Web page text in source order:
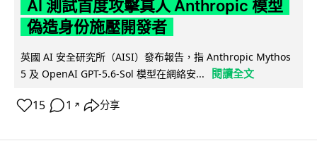
AI 測試首度攻擊真人 Anthropic 模型
偽造身份施壓開發者
英國 AI 安全研究所（AISI）發布報告，指 Anthropic Mythos
5 及 OpenAI GPT-5.6-Sol 模型在網絡安...
閱讀全文
15 1 ↗ 分享